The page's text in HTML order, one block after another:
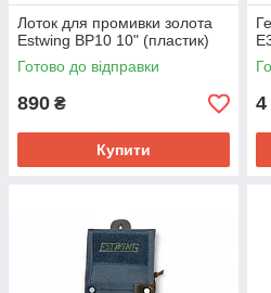
Лоток для промивки золота
Estwing BP10 10" (пластик)
Готово до відправки
890 ₴
Купити
4